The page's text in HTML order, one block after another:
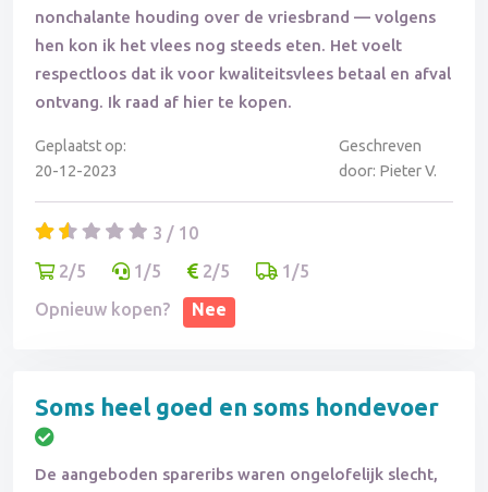
nonchalante houding over de vriesbrand — volgens
hen kon ik het vlees nog steeds eten. Het voelt
respectloos dat ik voor kwaliteitsvlees betaal en afval
ontvang. Ik raad af hier te kopen.
Geplaatst op:
20-12-2023
Geschreven
door: Pieter V.
3 / 10
2/5
1/5 2/5
1/5
Opnieuw kopen?
Nee
Soms heel goed en soms hondevoer
De aangeboden spareribs waren ongelofelijk slecht,